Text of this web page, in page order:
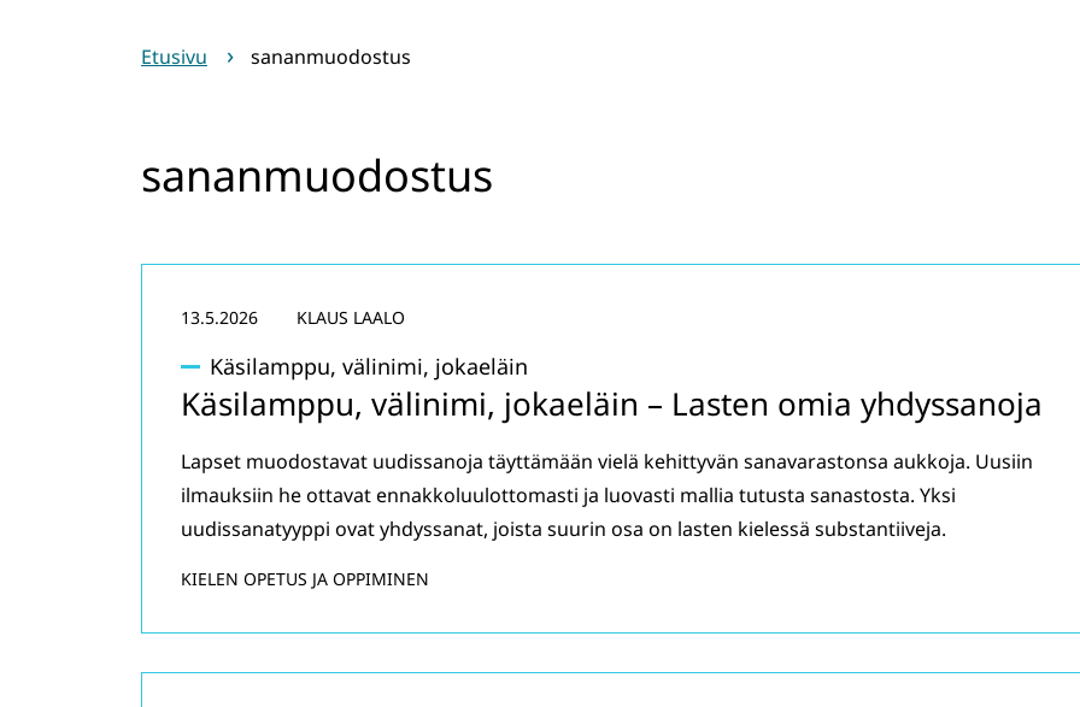
Etusivu sananmuodostus
sananmuodostus
Käsilamppu, välinimi, jokaeläin
Käsilamppu, välinimi, jokaeläin – Lasten omia yhdyssanoja
13.5.2026 KLAUS LAALO
Lapset muodostavat uudissanoja täyttämään vielä kehittyvän sanavarastonsa aukkoja. Uusiin
ilmauksiin he ottavat ennakkoluulottomasti ja luovasti mallia tutusta sanastosta. Yksi
uudissanatyyppi ovat yhdyssanat, joista suurin osa on lasten kielessä substantiiveja.
KIELEN OPETUS JA OPPIMINEN